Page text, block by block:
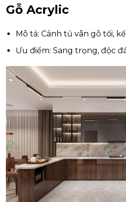
Gỗ Acrylic
Mô tả: Cánh tủ vân gỗ tối,
Ưu điểm: Sang trọng, độc